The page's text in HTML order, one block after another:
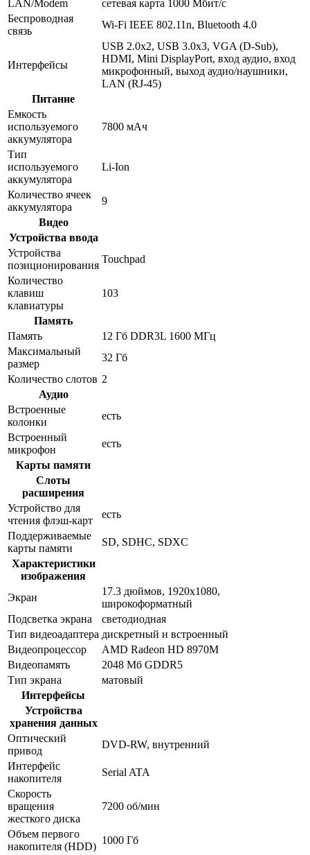
LAN/Modem
сетевая карта 1000 Мбит/c
Беспроводная
связь
Wi-Fi IEEE 802.11n, Bluetooth 4.0
Интерфейсы
USB 2.0x2, USB 3.0x3, VGA (D-Sub),
HDMI, Mini DisplayPort, вход аудио, вход
микрофонный, выход аудио/наушники,
LAN (RJ-45)
Питание
Емкость
используемого
аккумулятора
7800 мАч
Тип
используемого
аккумулятора
Li-Ion
Количество ячеек
аккумулятора
9
Видео
Устройства ввода
Устройства
позиционирования
Touchpad
Количество
клавиш
клавиатуры
103
Память
Память
12 Гб DDR3L 1600 МГц
Максимальный
размер
32 Гб
Количество слотов 2
Аудио
Встроенные
колонки
есть
Встроенный
микрофон
есть
Карты памяти
Слоты
расширения
Устройство для
чтения флэш-карт
есть
Поддерживаемые
карты памяти
SD, SDHC, SDXC
Характеристики
изображения
Экран
17.3 дюймов, 1920x1080,
широкоформатный
Подсветка экрана
светодиодная
Тип видеоадаптера дискретный и встроенный
Видеопроцессор
AMD Radeon HD 8970M
Видеопамять
2048 Мб GDDR5
Тип экрана
матовый
Интерфейсы
Устройства
хранения данных
Оптический
привод
DVD-RW, внутренний
Интерфейс
накопителя
Serial ATA
Скорость
вращения
жесткого диска
7200 об/мин
Объем первого
накопителя (HDD)
1000 Гб